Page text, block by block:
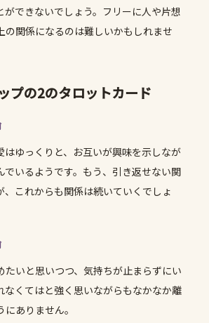
ができないでしょう。フリーに人や片想
の関係になるのは難しいかもしれませ
プの2のタロットカード
はゆっくりと、お互いが興味を示しなが
でいるようです。もう、引き返せない関
、これからも関係は続いていくでしょ
たいと思いつつ、気持ちが止まらずにい
なくてはと強く思いながらもなかなか離
ありません。